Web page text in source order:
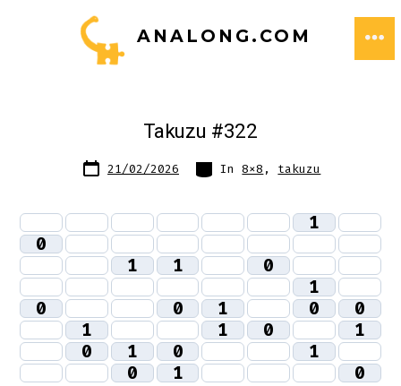
ANALONG.COM
Takuzu #322
Datum
des 21/02/2026 Kategorien
In8x8 , takuzu
1
0
1
1
0
1
0
0 1 0
0
1
1 0
1
0
1 0
1
0
1 0